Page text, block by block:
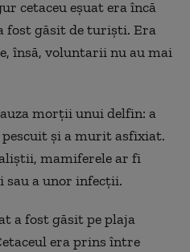
cetaceu eşuat era încă
fost găsit de turişti. Era
însă, voluntarii nu au mai
morţii unui delfin: a
şi a murit asfixiat.
mamiferele ar fi
a unor infecţii.
a fost găsit pe plaja
era prins între